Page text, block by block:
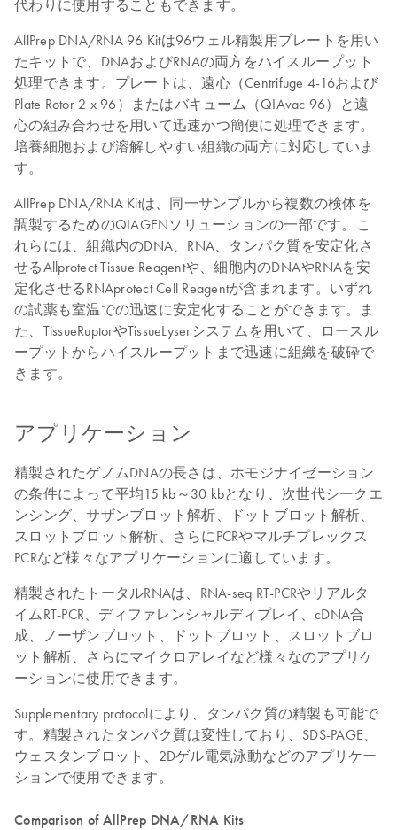
代わりに使用することもできます。
AllPrep DNA/RNA 96 Kitは96ウェル精製用プレートを用い
たキットで、DNAおよびRNAの両方をハイスループット
処理できます。プレートは、遠心（Centrifuge 4-16および
Plate Rotor 2 x 96）またはバキューム（QIAvac 96）と遠
心の組み合わせを用いて迅速かつ簡便に処理できます。
培養細胞および溶解しやすい組織の両方に対応していま
す。
AllPrep DNA/RNA Kitは、同一サンプルから複数の検体を
調製するためのQIAGENソリューションの一部です。こ
れらには、組織内のDNA、RNA、タンパク質を安定化さ
せるAllprotect Tissue Reagentや、細胞内のDNAやRNAを安
定化させるRNAprotect Cell Reagentが含まれます。いずれ
の試薬も室温での迅速に安定化することができます。ま
た、TissueRuptorやTissueLyserシステムを用いて、ロースル
ープットからハイスループットまで迅速に組織を破砕で
きます。
アプリケーション
精製されたゲノムDNAの長さは、ホモジナイゼーション
の条件によって平均15 kb～30 kbとなり、次世代シークエ
ンシング、サザンブロット解析、ドットブロット解析、
スロットブロット解析、さらにPCRやマルチプレックス
PCRなど様々なアプリケーションに適しています。
精製されたトータルRNAは、RNA-seq RT-PCRやリアルタ
イムRT-PCR、ディファレンシャルディプレイ、cDNA合
成、ノーザンブロット、ドットブロット、スロットブロ
ット解析、さらにマイクロアレイなど様々なのアプリケ
ーションに使用できます。
Supplementary protocolにより、タンパク質の精製も可能で
す。精製されたタンパク質は変性しており、SDS-PAGE、
ウェスタンブロット、2Dゲル電気泳動などのアプリケー
ションで使用できます。
Comparison of AllPrep DNA/RNA Kits